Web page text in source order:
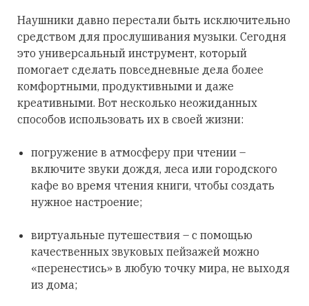
Наушники давно перестали быть исключительно
средством для прослушивания музыки. Сегодня
это универсальный инструмент, который
помогает сделать повседневные дела более
комфортными, продуктивными и даже
креативными. Вот несколько неожиданных
способов использовать их в своей жизни:
погружение в атмосферу при чтении –
включите звуки дождя, леса или городского
кафе во время чтения книги, чтобы создать
нужное настроение;
виртуальные путешествия – с помощью
качественных звуковых пейзажей можно
«перенестись» в любую точку мира, не выходя
из дома;